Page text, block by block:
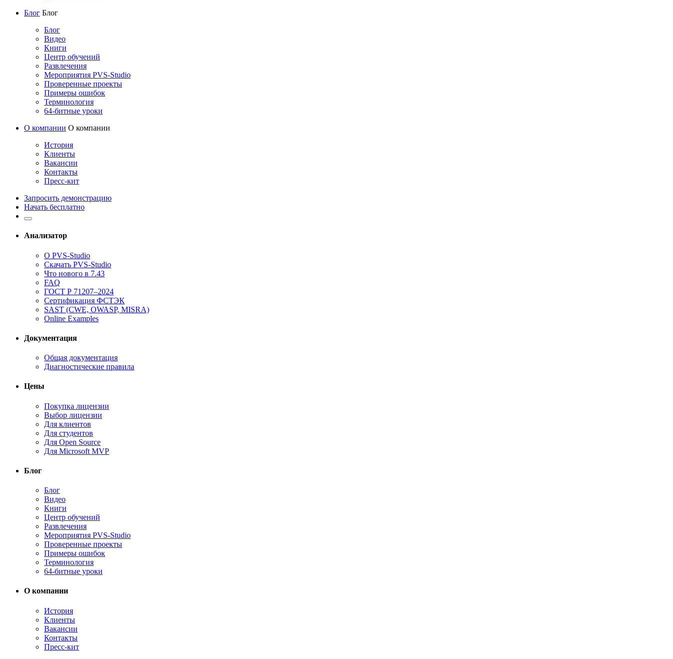
Блог Блог
Блог
Видео
Книги
Центр обучений
Развлечения
Мероприятия PVS-Studio
Проверенные проекты
Примеры ошибок
Терминология
64-битные уроки
О компании О компании
История
Клиенты
Вакансии
Контакты
Пресс-кит
Запросить демонстрацию
Начать бесплатно
Анализатор
О PVS-Studio
Скачать PVS-Studio
Что нового в 7.43
FAQ
ГОСТ Р 71207–2024
Сертификация ФСТЭК
SAST (CWE, OWASP, MISRA)
Online Examples
Документация
Общая документация
Диагностические правила
Цены
Покупка лицензии
Выбор лицензии
Для клиентов
Для студентов
Для Open Source
Для Microsoft MVP
Блог
Блог
Видео
Книги
Центр обучений
Развлечения
Мероприятия PVS-Studio
Проверенные проекты
Примеры ошибок
Терминология
64-битные уроки
О компании
История
Клиенты
Вакансии
Контакты
Пресс-кит